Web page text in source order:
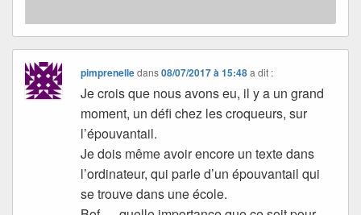
pimprenelledans08/07/2017 à 15:48 a dit :
Je crois que nous avons eu, il y a un grand
moment, un défi chez les croqueurs, sur
l’épouvantail.
Je dois même avoir encore un texte dans
l’ordinateur, qui parle d’un épouvantail qui
se trouve dans une école.